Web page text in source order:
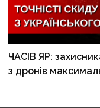
ЧАСІВ ЯР:
з дронів